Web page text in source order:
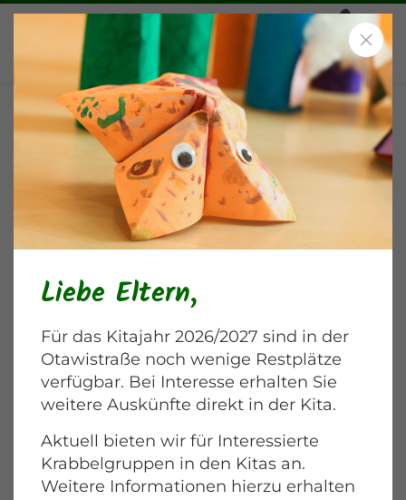
Morgenkreis Teil 2: Pompons
sortieren
Liebe Eltern,
Für das Kitajahr 2026/2027 sind in der
Otawistraße noch wenige Restplätze
verfügbar. Bei Interesse erhalten Sie
weitere Auskünfte direkt in der Kita.
Aktuell bieten wir für Interessierte
Krabbelgruppen in den Kitas an.
Weitere Informationen hierzu erhalten